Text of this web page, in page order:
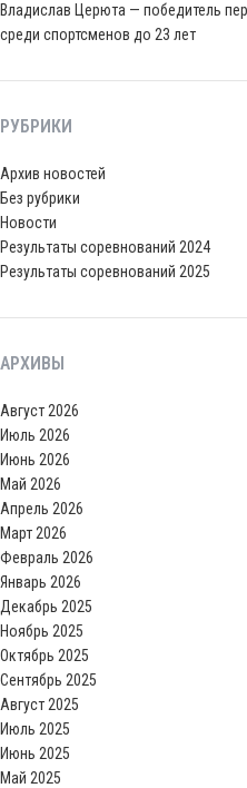
Владислав Церюта — победитель
среди спортсменов до 23 лет
РУБРИКИ
Архив новостей
Без рубрики
Новости
Результаты соревнований 2024
Результаты соревнований 2025
АРХИВЫ
Август 2026
Июль 2026
Июнь 2026
Май 2026
Апрель 2026
Март 2026
Февраль 2026
Январь 2026
Декабрь 2025
Ноябрь 2025
Октябрь 2025
Сентябрь 2025
Август 2025
Июль 2025
Июнь 2025
Май 2025